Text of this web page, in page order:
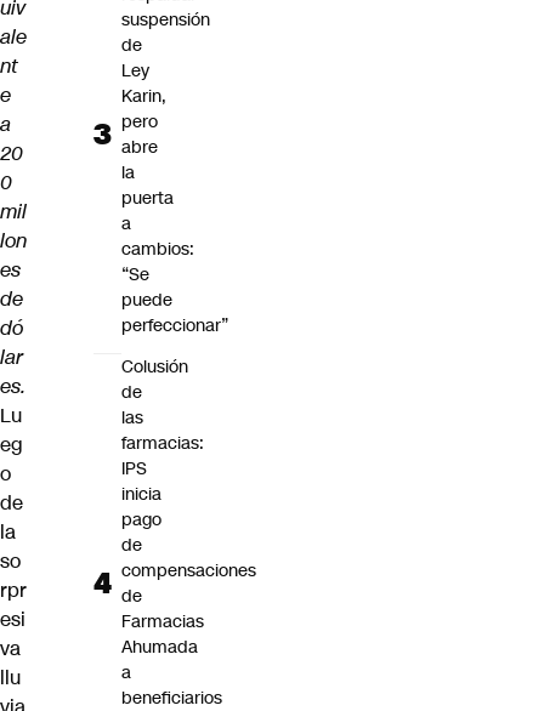
uiv
ale
nt
e
a
20
0
mil
lon
es
de
dó
lar
es.
Lu
eg
o
de
la
so
rpr
esi
va
llu
suspensión
de
Ley
Karin,
pero
abre
la
puerta
a
cambios:
“Se
puede
perfeccionar”
Colusión
de
las
farmacias:
IPS
inicia
pago
de
compensaciones
de
Farmacias
Ahumada
a
beneficiarios